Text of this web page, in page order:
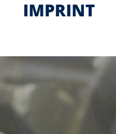
IMPRINT